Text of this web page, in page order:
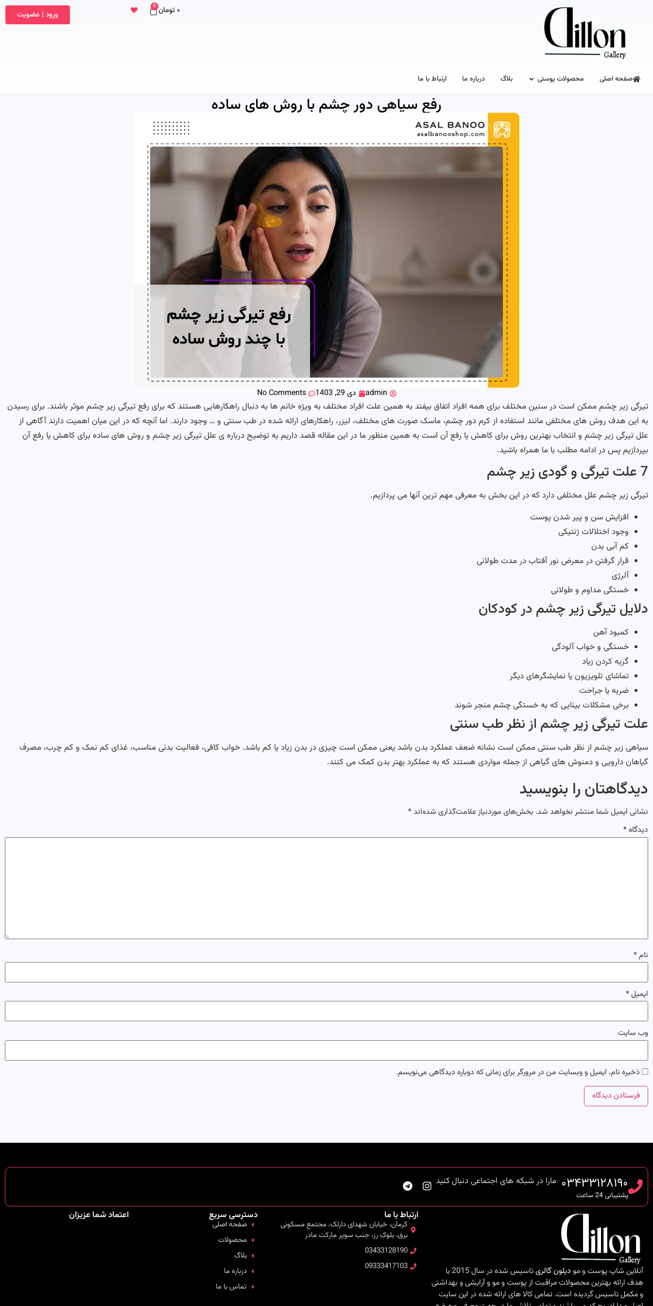
ورود | عضویت ۰ تومان 0
صفحه اصلی محصولات پوستی بلاگ درباره ما ارتباط با ما
رفع سیاهی دور چشم با روش های ساده
admin دی 29, 1403 No Comments
تیرگی زیر چشم ممکن است در سنین مختلف برای همه افراد اتفاق بیفتد به همین علت افراد مختلف به ویژه خانم ها به دنبال راهکارهایی هستند که برای رفع تیرگی زیر چشم موثر باشند. برای رسیدن
به این هدف روش های مختلفی مانند استفاده از کرم دور چشم، ماسک صورت های مختلف، لیزر، راهکارهای ارائه شده در طب سنتی و … وجود دارند. اما آنچه که در این میان اهمیت دارند آگاهی از
علل تیرگی زیر چشم و انتخاب بهترین روش برای کاهش یا رفع آن است به همین منظور ما در این مقاله قصد داریم به توضیح درباره ی علل تیرگی زیر چشم و روش های ساده برای کاهش یا رفع آن
بپردازیم پس در ادامه مطلب با ما همراه باشید.
7 علت تیرگی و گودی زیر چشم
تیرگی زیر چشم علل مختلفی دارد که در این بخش به معرفی مهم ترین آنها می پردازیم.
افزایش سن و پیر شدن پوست
وجود اختلالات ژنتیکی
کم آبی بدن
قرار گرفتن در معرض نور آفتاب در مدت طولانی
آلرژی
خستگی مداوم و طولانی
دلایل تیرگی زیر چشم در کودکان
کمبود آهن
خستگی و خواب آلودگی
گریه کردن زیاد
تماشای تلویزیون یا نمایشگرهای دیگر
ضربه یا جراحت
برخی مشکلات بینایی که به خستگی چشم منجر شوند
علت تیرگی زیر چشم از نظر طب سنتی
سیاهی زیر چشم از نظر طب سنتی ممکن است نشانه ضعف عملکرد بدن باشد یعنی ممکن است چیزی در بدن زیاد یا کم باشد. خواب کافی، فعالیت بدنی مناسب، غذای کم نمک و کم چرب، مصرف
گیاهان دارویی و دمنوش های گیاهی از جمله مواردی هستند که به عملکرد بهتر بدن کمک می کنند.
دیدگاهتان را بنویسید
نشانی ایمیل شما منتشر نخواهد شد. بخش‌های موردنیاز علامت‌گذاری شده‌اند*
دیدگاه*
نام*
ایمیل*
وب‌ سایت
ذخیره نام، ایمیل و وبسایت من در مرورگر برای زمانی که دوباره دیدگاهی می‌نویسم.
۰۳۴۳۳۱۲۸۱۹۰
پشتیبانی 24 ساعت
مارا در شبکه های اجتماعی دنبال کنید
آنلاین شاپ پوست و مو دیلون گالری
تاسیس شده در سال 2015 با
هدف ارائه بهترین محصولات مراقبت از پوست و مو و آرایشی و بهداشتی
و مکمل تاسیس گردیده است. تمامی کالا های ارائه شده در این سایت
ارتباط با ما
کرمان، خیابان شهدای دارلک، مجتمع مسکونی
برق، بلوک رز، جنب سوپر مارکت مادر
03433128190
09333417103
دسترسی سریع
صفحه اصلی
محصولات
بلاگ
درباره ما
تماس با ما
اعتماد شما عزیزان